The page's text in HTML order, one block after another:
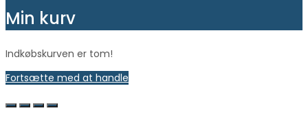
Min kurv
Indkøbskurven er tom!
Fortsætte med at handle